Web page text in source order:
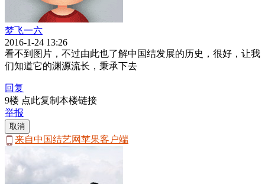
梦飞一六
2016-1-24 13:26
看不到图片，不过由此也了解中国结发展的历史，很好，让我
们知道它的渊源流长，秉承下去
回复
9楼 点此复制本楼链接
举报
取消
来自中国结艺网苹果客户端